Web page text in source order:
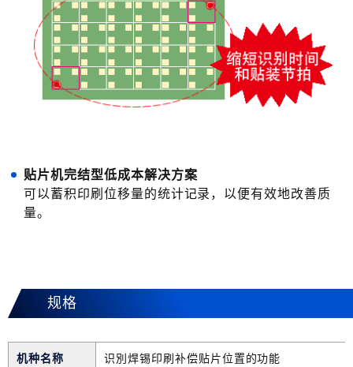
贴片机完结型低成本解决方案
可以蓄积印刷位移量的统计记录，以便有效地改善质
量。
规格
机种名称 识別焊锡印刷补偿贴片位置的功能